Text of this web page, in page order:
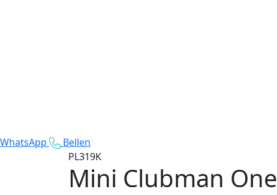
WhatsApp
Bellen
PL319K
Mini Clubman One